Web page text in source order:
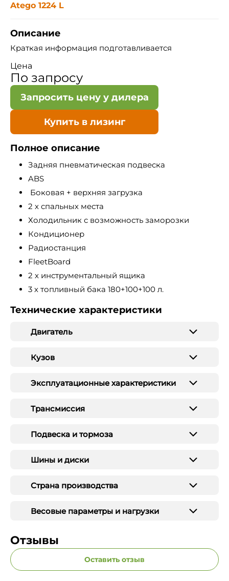
Atego 1224 L
Описание
Краткая информация подготавливается
Цена
По запросу
Запросить цену у дилера
Купить в лизинг
Полное описание
Задняя пневматическая подвеска
ABS
Боковая + верхняя загрузка
2 х спальных места
Холодильник с возможность заморозки
Кондиционер
Радиостанция
FleetBoard
2 х инструментальный ящика
3 х топливный бака 180+100+100 л.
Технические характеристики
Двигатель
Кузов
Эксплуатационные характеристики
Трансмиссия
Подвеска и тормоза
Шины и диски
Страна производства
Весовые параметры и нагрузки
Отзывы
Оставить отзыв